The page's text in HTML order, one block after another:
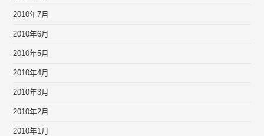
2010年7月
2010年6月
2010年5月
2010年4月
2010年3月
2010年2月
2010年1月